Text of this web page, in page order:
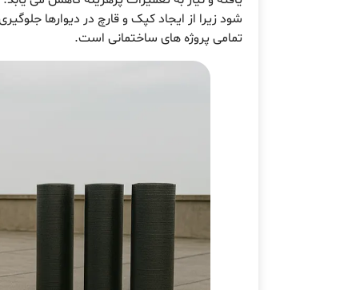
شود زیرا از ایجاد کپک و قارچ در دیوارها
تمامی پروژه های ساختمانی است.